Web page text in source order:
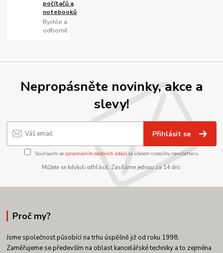
počítačů a
notebooků
Rychle a
odborně
Nepropásněte novinky, akce a
slevy!
Přihlásit se
Souhlasím se zpracováním osobních údajůza účelem rozesílky newsletteru.
Můžete se kdykoli odhlásit. Zasíláme jednou za 14 dní.
Proč my?
Jsme společnost působící na trhu úspěšně již od roku 1998.
Zaměřujeme se především na oblast kancelářské techniky a to zejména